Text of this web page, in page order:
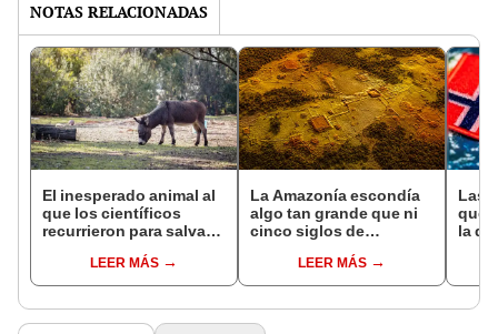
NOTAS RELACIONADAS
El inesperado animal al
que los científicos
recurrieron para salvar
reintroducción de un
asno salvaje está
en un paisaje con más
LEER MÁS
La Amazonía escondía
algo tan grande que ni
cinco siglos de
encontrarlo: el hallazgo
podría cambiar todo lo
pasado
LEER MÁS
Las
que
la de